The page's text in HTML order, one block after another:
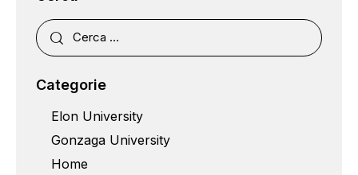
Categorie
Elon University
Gonzaga University
Home